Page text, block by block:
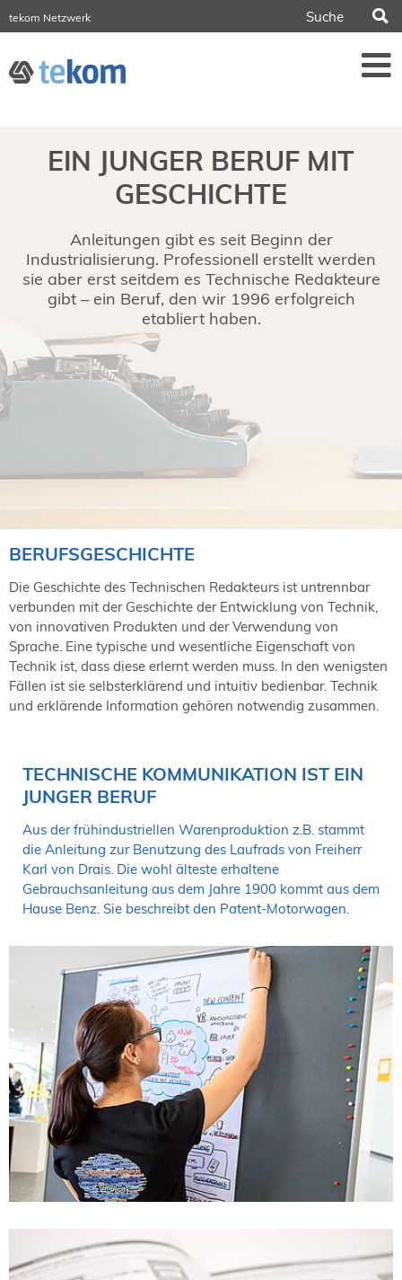
tekom Netzwerk
tech-writer.info
NORDIC TechKomm Stockholm
18.-19. März 2027
tekom-Festival
7.-8. Mai 2026 in St. Leon-Rot
tcworld China
20.-21. Mai 2027 in Shanghai
2.-3. Juni 2026 in Sofia
FokusTag DPP
19. Juni 2026 in Wiesbaden
NORDIC TechKomm Kopenhagen
10.-12. November, 2026 in Stuttgart
Expertenrat
Publikationen
Stellenangebote
Stellengesuche
Dienstleister
Regionalgruppen
Downloadbereich
EIN JUNGER BERUF MIT
GESCHICHTE
Anleitungen gibt es seit Beginn der
Industrialisierung. Professionell erstellt werden
sie aber erst seitdem es Technische Redakteure
gibt – ein Beruf, den wir 1996 erfolgreich
etabliert haben.
BERUFSGESCHICHTE
Die Geschichte des Technischen Redakteurs ist untrennbar
verbunden mit der Geschichte der Entwicklung von Technik,
von innovativen Produkten und der Verwendung von
Sprache. Eine typische und wesentliche Eigenschaft von
Technik ist, dass diese erlernt werden muss. In den wenigsten
Fällen ist sie selbsterklärend und intuitiv bedienbar. Technik
und erklärende Information gehören notwendig zusammen.
TECHNISCHE KOMMUNIKATION IST EIN
JUNGER BERUF
Aus der frühindustriellen Warenproduktion z.B. stammt
die Anleitung zur Benutzung des Laufrads von Freiherr
Karl von Drais. Die wohl älteste erhaltene
Gebrauchsanleitung aus dem Jahre 1900 kommt aus dem
Hause Benz. Sie beschreibt den Patent-Motorwagen.